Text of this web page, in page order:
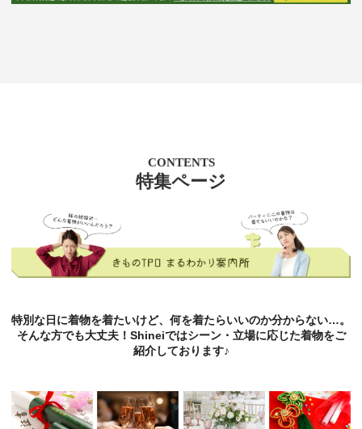
CONTENTS
特集ページ
特別な日に着物を着たいけど、何を着たらいいのか分からない…。
そんな方でも大丈夫！Shineiではシーン・立場に応じた着物をご
紹介しております♪